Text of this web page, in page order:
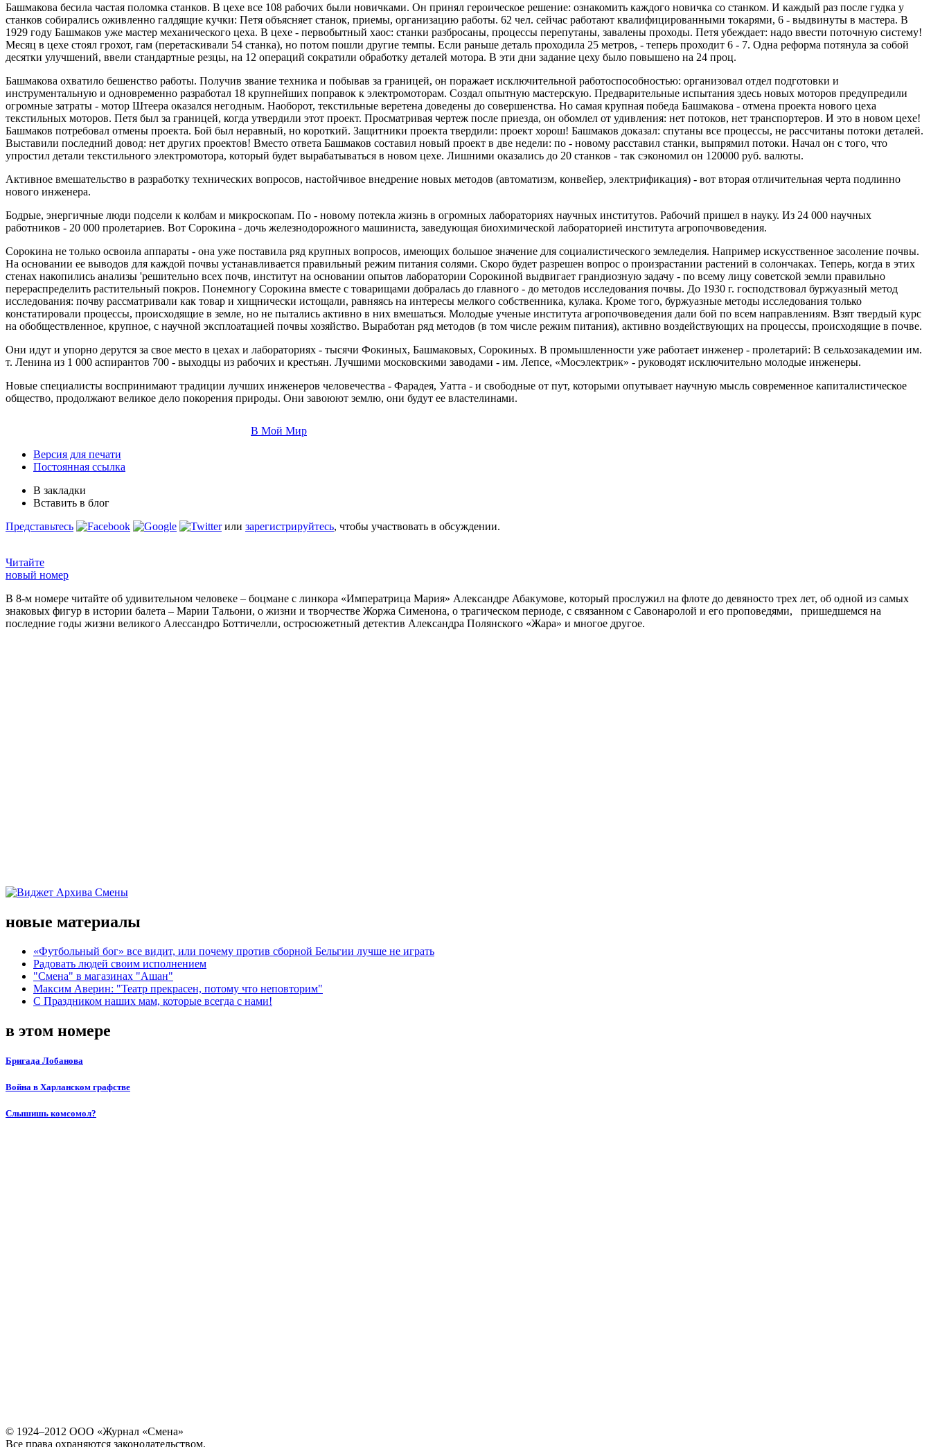
Башмакова бесила частая поломка станков. В цехе все 108 рабочих были новичками. Он принял героическое решение: ознакомить каждого новичка со станком. И каждый раз после гудка у
станков собирались оживленно галдящие кучки: Петя объясняет станок, приемы, организацию работы. 62 чел. сейчас работают квалифицированными токарями, 6 - выдвинуты в мастера. В
1929 году Башмаков уже мастер механического цеха. В цехе - первобытный хаос: станки разбросаны, процессы перепутаны, завалены проходы. Петя убеждает: надо ввести поточную систему!
Месяц в цехе стоял грохот, гам (перетаскивали 54 станка), но потом пошли другие темпы. Если раньше деталь проходила 25 метров, - теперь проходит 6 - 7. Одна реформа потянула за собой
десятки улучшений, ввели стандартные резцы, на 12 операций сократили обработку деталей мотора. В эти дни задание цеху было повышено на 24 проц.
Башмакова охватило бешенство работы. Получив звание техника и побывав за границей, он поражает исключительной работоспособностью: организовал отдел подготовки и
инструментальную и одновременно разработал 18 крупнейших поправок к электромоторам. Создал опытную мастерскую. Предварительные испытания здесь новых моторов предупредили
огромные затраты - мотор Штеера оказался негодным. Наоборот, текстильные веретена доведены до совершенства. Но самая крупная победа Башмакова - отмена проекта нового цеха
текстильных моторов. Петя был за границей, когда утвердили этот проект. Просматривая чертеж после приезда, он обомлел от удивления: нет потоков, нет транспортеров. И это в новом цехе!
Башмаков потребовал отмены проекта. Бой был неравный, но короткий. Защитники проекта твердили: проект хорош! Башмаков доказал: спутаны все процессы, не рассчитаны потоки деталей.
Выставили последний довод: нет других проектов! Вместо ответа Башмаков составил новый проект в две недели: по - новому расставил станки, выпрямил потоки. Начал он с того, что
упростил детали текстильного электромотора, который будет вырабатываться в новом цехе. Лишними оказались до 20 станков - так сэкономил он 120000 руб. валюты.
Активное вмешательство в разработку технических вопросов, настойчивое внедрение новых методов (автоматизм, конвейер, электрификация) - вот вторая отличительная черта подлинно
нового инженера.
Бодрые, энергичные люди подсели к колбам и микроскопам. По - новому потекла жизнь в огромных лабораториях научных институтов. Рабочий пришел в науку. Из 24 000 научных
работников - 20 000 пролетариев. Вот Сорокина - дочь железнодорожного машиниста, заведующая биохимической лабораторией института агропочвоведения.
Сорокина не только освоила аппараты - она уже поставила ряд крупных вопросов, имеющих большое значение для социалистического земледелия. Например искусственное засоление почвы.
На основании ее выводов для каждой почвы устанавливается правильный режим питания солями. Скоро будет разрешен вопрос о произрастании растений в солончаках. Теперь, когда в этих
стенах накопились анализы 'решительно всех почв, институт на основании опытов лаборатории Сорокиной выдвигает грандиозную задачу - по всему лицу советской земли правильно
перераспределить растительный покров. Понемногу Сорокина вместе с товарищами добралась до главного - до методов исследования почвы. До 1930 г. господствовал буржуазный метод
исследования: почву рассматривали как товар и хищнически истощали, равняясь на интересы мелкого собственника, кулака. Кроме того, буржуазные методы исследования только
констатировали процессы, происходящие в земле, но не пытались активно в них вмешаться. Молодые ученые института агропочвоведения дали бой по всем направлениям. Взят твердый курс
на обобществленное, крупное, с научной эксплоатацией почвы хозяйство. Выработан ряд методов (в том числе режим питания), активно воздействующих на процессы, происходящие в почве.
Они идут и упорно дерутся за свое место в цехах и лабораториях - тысячи Фокиных, Башмаковых, Сорокиных. В промышленности уже работает инженер - пролетарий: В сельхозакадемии им.
т. Ленина из 1 000 аспирантов 700 - выходцы из рабочих и крестьян. Лучшими московскими заводами - им. Лепсе, «Мосэлектрик» - руководят исключительно молодые инженеры.
Новые специалисты воспринимают традиции лучших инженеров человечества - Фарадея, Уатта - и свободные от пут, которыми опутывает научную мысль современное капиталистическое
общество, продолжают великое дело покорения природы. Они завоюют землю, они будут ее властелинами.
В Мой Мир
Версия для печати
Постоянная ссылка
В закладки
Вставить в блог
Представьтесь
или зарегистрируйтесь, чтобы участвовать в обсуждении.
Читайте
новый номер
В 8-м номере читайте об удивительном человеке – боцмане с линкора «Императрица Мария» Александре Абакумове, который прослужил на флоте до девяносто трех лет, об одной из самых
знаковых фигур в истории балета – Марии Тальони, о жизни и творчестве Жоржа Сименона, о трагическом периоде, с связанном с Савонаролой и его проповедями, пришедшемся на
последние годы жизни великого Алессандро Боттичелли, остросюжетный детектив Александра Полянского «Жара» и многое другое.
новые материалы
«Футбольный бог» все видит, или почему против сборной Бельгии лучше не играть
Радовать людей своим исполнением
"Смена" в магазинах "Ашан"
Максим Аверин: "Театр прекрасен, потому что неповторим"
С Праздником наших мам, которые всегда с нами!
в этом номере
Бригада Лобанова
Война в Харланском графстве
Слышишь комсомол?
© 1924–2012 ООО «Журнал «Смена»
Все права охраняются законодательством.